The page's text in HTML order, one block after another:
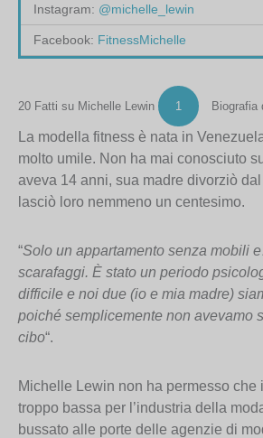
Instagram: @michelle_lewin
Facebook: FitnessMichelle
20 Fatti su Michelle Lewin 1 Biografia
La modella fitness è nata in
molto umile. Non ha mai conosciuto
aveva 14 anni, sua madre divorziò
lasciò loro nemmeno un centesimo.
“Solo un appartamento senza mobili
scarafaggi. È stato un periodo
difficile e noi due (io e mia madre)
poiché semplicemente non avevamo
cibo“.
Michelle Lewin non ha permesso che
troppo bassa per l’industria della
bussato alle porte delle agenzie di